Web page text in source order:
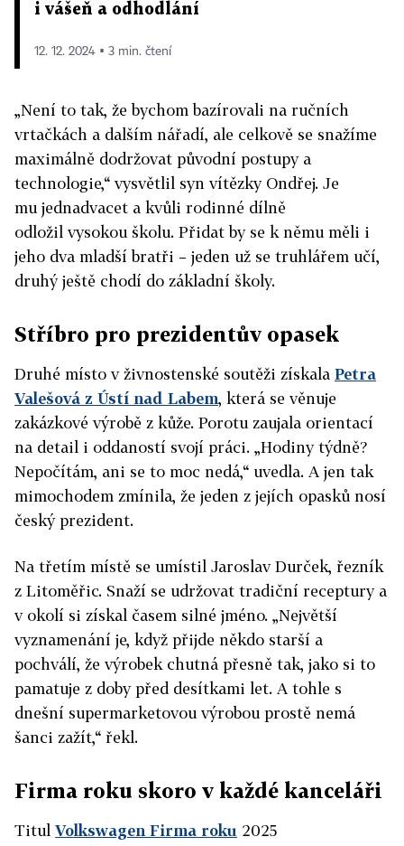
i vášeň a odhodlání
12. 12. 2024 ▪ 3 min. čtení
„Není to tak, že bychom bazírovali na ručních
vrtačkách a dalším nářadí, ale celkově se snažíme
maximálně dodržovat původní postupy a
technologie,“ vysvětlil syn vítězky Ondřej. Je
mu jednadvacet a kvůli rodinné dílně
odložil vysokou školu. Přidat by se k němu měli i
jeho dva mladší bratři – jeden už se truhlářem učí,
druhý ještě chodí do základní školy.
Stříbro pro prezidentův opasek
Druhé místo v živnostenské soutěži získala Petra
Valešová z Ústí nad Labem, která se věnuje
zakázkové výrobě z kůže. Porotu zaujala orientací
na detail i oddaností svojí práci. „Hodiny týdně?
Nepočítám, ani se to moc nedá,“ uvedla. A jen tak
mimochodem zmínila, že jeden z jejích opasků nosí
český prezident.
Na třetím místě se umístil Jaroslav Durček, řezník
z Litoměřic. Snaží se udržovat tradiční receptury a
v okolí si získal časem silné jméno. „Největší
vyznamenání je, když přijde někdo starší a
pochválí, že výrobek chutná přesně tak, jako si to
pamatuje z doby před desítkami let. A tohle s
dnešní supermarketovou výrobou prostě nemá
šanci zažít,“ řekl.
Firma roku skoro v každé kanceláři
Titul Volkswagen Firma roku 2025